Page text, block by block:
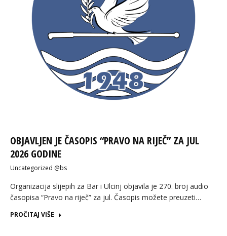
OBJAVLJEN JE ČASOPIS “PRAVO NA RIJEČ” ZA JUL
2026 GODINE
Uncategorized @bs
Organizacija slijepih za Bar i Ulcinj objavila je 270. broj audio
časopisa “Pravo na riječ” za jul. Časopis možete preuzeti…
PROČITAJ VIŠE